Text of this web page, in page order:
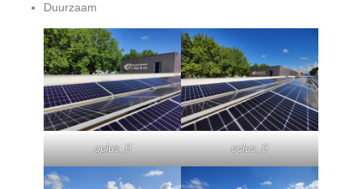
Duurzaam
oplus_0 oplus_0